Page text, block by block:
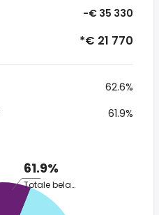
-€ 35 330
*€ 21 770
62.6%
61.9%
61.9%
Totale belasting